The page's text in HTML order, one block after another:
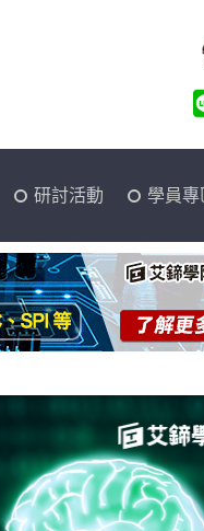
研討活動 學員專